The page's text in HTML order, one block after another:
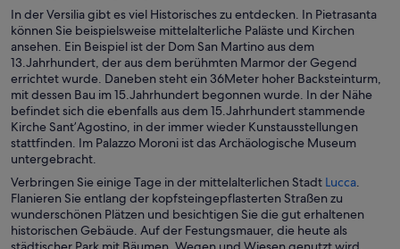
In der Versilia gibt es viel Historisches zu entdecken. In Pietrasanta
können Sie beispielsweise mittelalterliche Paläste und Kirchen
ansehen. Ein Beispiel ist der Dom San Martino aus dem
13.Jahrhundert, der aus dem berühmten Marmor der Gegend
errichtet wurde. Daneben steht ein 36Meter hoher Backsteinturm,
mit dessen Bau im 15.Jahrhundert begonnen wurde. In der Nähe
befindet sich die ebenfalls aus dem 15.Jahrhundert stammende
Kirche Sant’Agostino, in der immer wieder Kunstausstellungen
stattfinden. Im Palazzo Moroni ist das Archäologische Museum
untergebracht.
Verbringen Sie einige Tage in der mittelalterlichen Stadt LuccaW
r
i
Flanieren Sie entlang der kopfsteingepflasterten Straßen zu
wunderschönen Plätzen und besichtigen Sie die gut erhaltenen
historischen Gebäude. Auf der Festungsmauer, die heute als